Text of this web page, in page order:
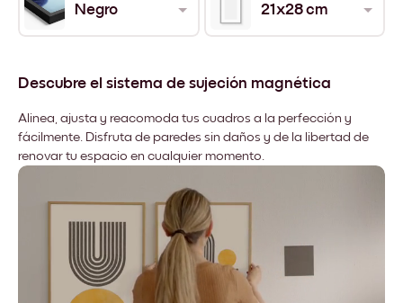
Negro 21x28 cm
Descubre el sistema de sujeción magnética
Alinea, ajusta y reacomoda tus cuadros a la perfección y
fácilmente. Disfruta de paredes sin daños y de la libertad de
renovar tu espacio en cualquier momento.